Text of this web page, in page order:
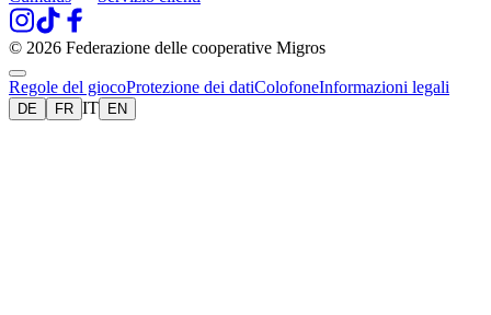
© 2026 Federazione delle cooperative Migros
Regole del giocoProtezione dei datiColofoneInformazioni legali
DE FR IT EN